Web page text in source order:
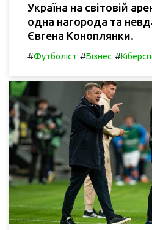
Україна на світовій
одна нагорода та
Євгена Коноплянки.
#Футболіст #Бізнес #